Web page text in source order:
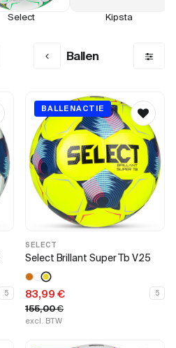
Select Kipsta
Ballen
5
BALLENACTIE
SELECT
Select Brillant Super Tb V25
83,99 €
155,00€
excl. BTW
5